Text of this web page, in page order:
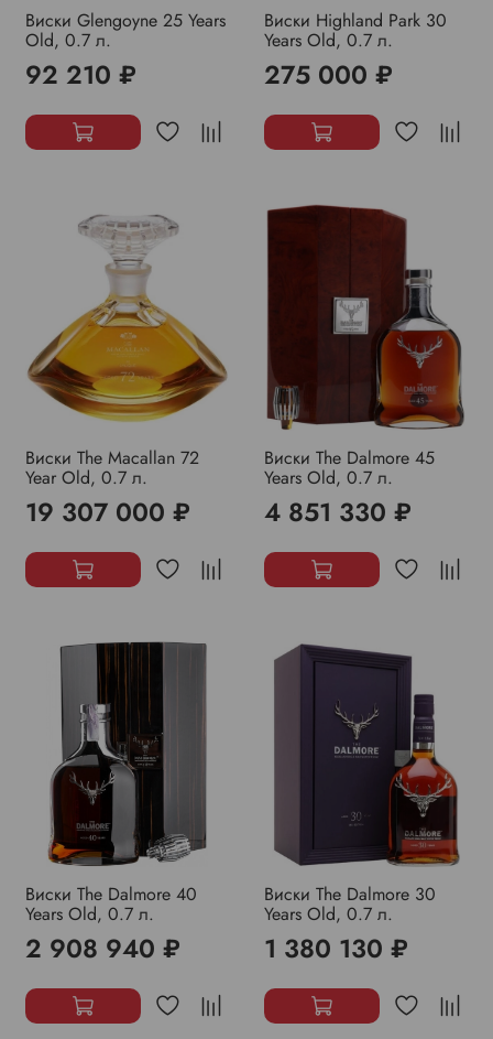
Виски Glengoyne 25 Years
Old, 0.7 л.
92 210 ₽
Виски Highland Park 30
Years Old, 0.7 л.
275 000 ₽
Виски The Macallan 72
Year Old, 0.7 л.
19 307 000 ₽
Виски The Dalmore 45
Years Old, 0.7 л.
4 851 330 ₽
Виски The Dalmore 40
Years Old, 0.7 л.
2 908 940 ₽
Виски The Dalmore 30
Years Old, 0.7 л.
1 380 130 ₽